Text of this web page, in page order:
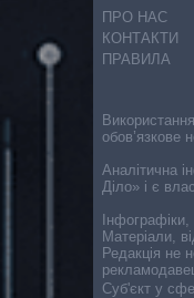
ПРО НАС
КОНТАКТИ
ПРАВИЛА
Cуб'єкт у
обов’язкове
Аналітична
Діло» і є
Матеріали,
Редакція не